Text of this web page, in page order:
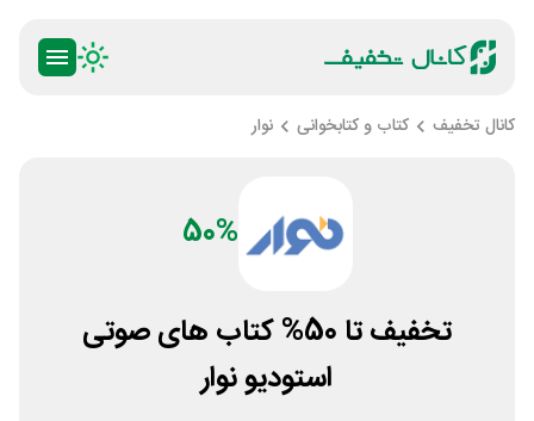
کانال تخفیف کتاب و کتابخوانی نوار
50%
تخفیف تا 50% کتاب های صوتی
استودیو نوار